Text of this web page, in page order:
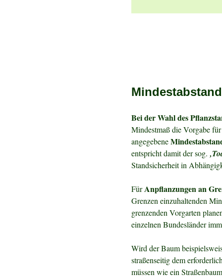
Bei der Wahl des
Mindestmaß die Vorgabe
angegebene
entspricht damit der sog.
Standsicherheit in
FürAnpflanzungen an
Grenzen einzuhaltenden
grenzenden Vorgarten
einzelnen Bundesländer
Wird der Baum
straßenseitig dem
müssen wie ein